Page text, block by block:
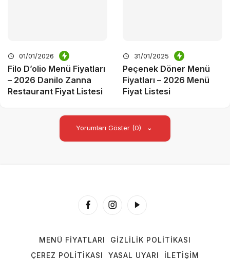
01/01/2026
Filo D’olio Menü Fiyatları
– 2026 Danilo Zanna
Restaurant Fiyat Listesi
31/01/2025
Peçenek Döner Menü
Fiyatları – 2026 Menü
Fiyat Listesi
Yorumları Göster (0)
MENÜ FIYATLARI
GIZLILIK POLITIKASI
ÇEREZ POLITIKASI
YASAL UYARI İLETIŞIM